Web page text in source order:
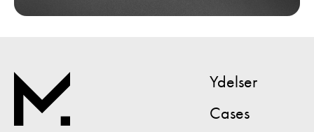
Ydelser
Cases